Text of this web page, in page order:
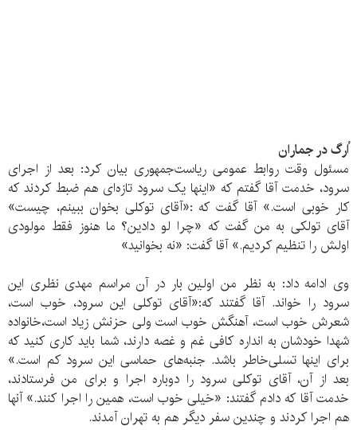
اُرگ در جماران
مسئول وقت روابط عمومی ریاست‌جمهوری بیان کرد: بعد از اجرای
سرود، خدمت آقا گفتم که «اینها یک سرود تازه‌ای هم ضبط کردند که
کار خوبی است.» آقا گفت که :«آقای توکلی بخوان ببینم، چیست»
آقای تولکی به من گفت که «چرا لو دادین؟ ما هنوز فقط مولودی
اولش را تنظیم کردیم.» آقا گفت: «نه بخوانید»
وی ادامه داد: به نظر من اولین بار در آن مراسم مهدی نظری این
سرود را خواند. آقا گفتند که:«آقای توکلی این سرود، خوب است،
شعرش خوب است، آهنگش خوب است ولی حزنش زیاد است،خانواده
شهدا خودشان به انداره کافی غم و غصه دارند، شما باید کاری کنید که
برای اینها تسلی‌خاطر باشد. جنبه‌های حماسی این سرود کم است.»
بعد از آن، آقای توکلی سرود را دوباره اجرا و برای من فرستادند،
خدمت آقا که دادم گفتند: «خیلی خوب است، همین را اجرا کنند.» آنها
هم اجرا کردند و چندین سفر دیگر هم به تهران آمدند.